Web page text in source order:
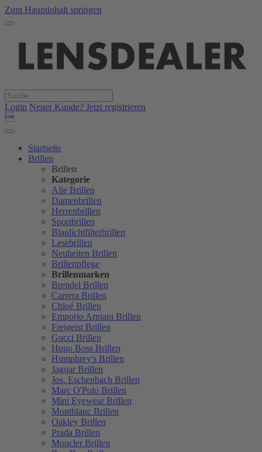
Zum Hauptinhalt springen
Login Neuer Kunde? Jetzt registrieren

Startseite
Brillen
Brillen
Kategorie
Alle Brillen
Damenbrillen
Herrenbrillen
Sportbrillen
Blaulichtfilterbrillen
Lesebrillen
Neuheiten Brillen
Brillenpflege
Brillenmarken
Brendel Brillen
Carrera Brillen
Chloé Brillen
Emporio Armani Brillen
Freigeist Brillen
Gucci Brillen
Hugo Boss Brillen
Humphrey's Brillen
Jaguar Brillen
Jos. Eschenbach Brillen
Marc O'Polo Brillen
Mini Eyewear Brillen
Montblanc Brillen
Oakley Brillen
Prada Brillen
Moncler Brillen